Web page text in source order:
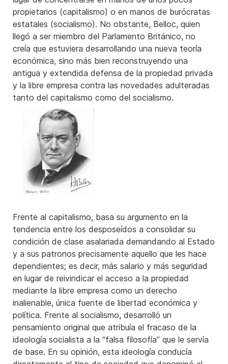
propietarios (capitalismo) o en manos de burócratas
estatales (socialismo). No obstante, Belloc, quien
llegó a ser miembro del Parlamento Británico, no
creía que estuviera desarrollando una nueva teoría
económica, sino más bien reconstruyendo una
antigua y extendida defensa de la propiedad privada
y la libre empresa contra las novedades adulteradas
tanto del capitalismo como del socialismo.
Frente al capitalismo, basa su argumento en la
tendencia entre los desposeídos a consolidar su
condición de clase asalariada demandando al Estado
y a sus patronos precisamente aquello que les hace
dependientes; es decir, más salario y más seguridad
en lugar de reivindicar el acceso a la propiedad
mediante la libre empresa como un derecho
inalienable, única fuente de libertad económica y
política. Frente al socialismo, desarrolló un
pensamiento original que atribuía el fracaso de la
ideología socialista a la “falsa filosofía” que le servía
de base. En su opinión, esta ideología conducía